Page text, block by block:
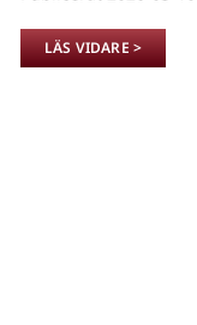
LÄS VIDARE >